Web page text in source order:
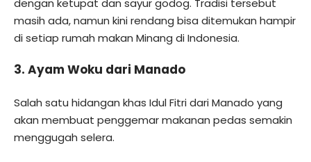
dengan ketupat dan sayur godog. Tradisi tersebut
masih ada, namun kini rendang bisa ditemukan hampir
di setiap rumah makan Minang di Indonesia.
3. Ayam Woku dari Manado
Salah satu hidangan khas Idul Fitri dari Manado yang
akan membuat penggemar makanan pedas semakin
menggugah selera.